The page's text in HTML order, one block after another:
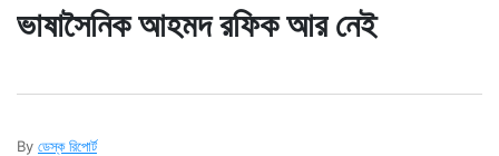
ভাষাসৈনিক আহমদ রফিক আর নেই
By ডেস্ক রিপোর্ট